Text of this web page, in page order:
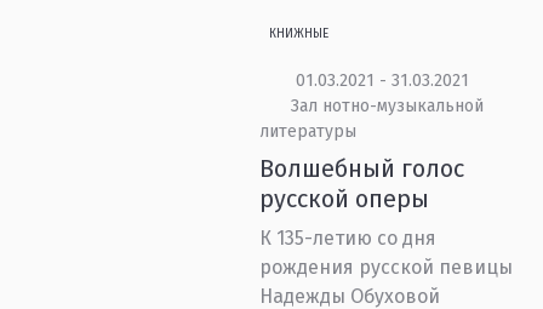
КНИЖНЫЕ
01.03.2021 - 31.03.2021
Зал нотно-музыкальной
литературы
Волшебный голос
русской оперы
К 135-летию со дня
рождения русской певицы
Надежды Обуховой